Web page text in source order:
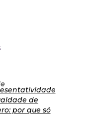
de
por que só